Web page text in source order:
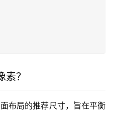
？
布局的推荐尺寸，旨在平衡